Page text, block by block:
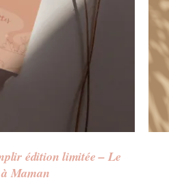
édition limitée – Le
Maman